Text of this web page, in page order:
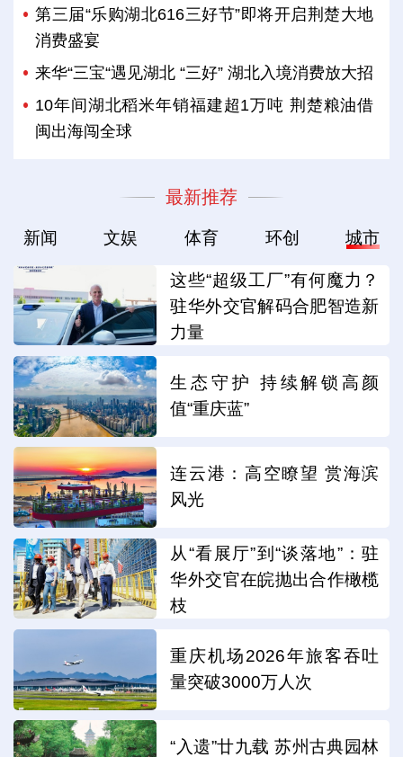
第三届“乐购湖北616三好节”即将开启荆楚大地
消费盛宴
来华“三宝“遇见湖北 “三好” 湖北入境消费放大招
10年间湖北稻米年销福建超1万吨 荆楚粮油借
闽出海闯全球
最新推荐
新闻 文娱 体育 环创 城市
这些“超级工厂”有何魔力？
驻华外交官解码合肥智造新
力量
生态守护 持续解锁高颜
值“重庆蓝”
连云港：高空瞭望 赏海滨
风光
从“看展厅”到“谈落地”：驻
华外交官在皖抛出合作橄榄
枝
重庆机场2026年旅客吞吐
量突破3000万人次
“入遗”廿九载 苏州古典园林